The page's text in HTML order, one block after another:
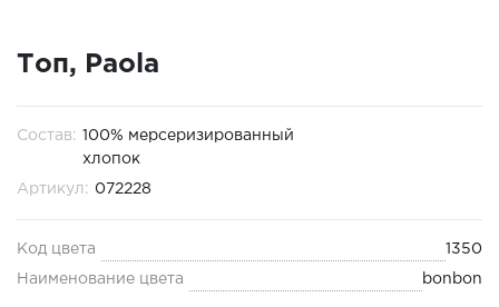
Топ, Paola
Состав: 100% мерсеризированный
хлопок
Артикул: 072228
Код цвета 1350
Наименование цвета bonbon